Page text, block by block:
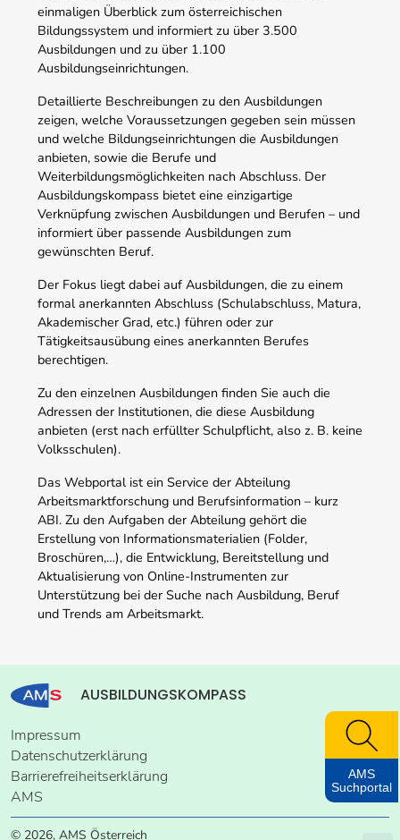
einmaligen Überblick zum österreichischen
Bildungssystem und informiert zu über 3.500
Ausbildungen und zu über 1.100
Ausbildungseinrichtungen.
Detaillierte Beschreibungen zu den Ausbildungen
zeigen, welche Voraussetzungen gegeben sein müssen
und welche Bildungseinrichtungen die Ausbildungen
anbieten, sowie die Berufe und
Weiterbildungsmöglichkeiten nach Abschluss. Der
Ausbildungskompass bietet eine einzigartige
Verknüpfung zwischen Ausbildungen und Berufen – und
informiert über passende Ausbildungen zum
gewünschten Beruf.
Der Fokus liegt dabei auf Ausbildungen, die zu einem
formal anerkannten Abschluss (Schulabschluss, Matura,
Akademischer Grad, etc.) führen oder zur
Tätigkeitsausübung eines anerkannten Berufes
berechtigen.
Zu den einzelnen Ausbildungen finden Sie auch die
Adressen der Institutionen, die diese Ausbildung
anbieten (erst nach erfüllter Schulpflicht, also z. B. keine
Volksschulen).
Das Webportal ist ein Service der Abteilung
Arbeitsmarktforschung und Berufsinformation – kurz
ABI. Zu den Aufgaben der Abteilung gehört die
Erstellung von Informationsmaterialien (Folder,
Broschüren,…), die Entwicklung, Bereitstellung und
Aktualisierung von Online-Instrumenten zur
Unterstützung bei der Suche nach Ausbildung, Beruf
und Trends am Arbeitsmarkt.
AUSBILDUNGSKOMPASS
Impressum
Datenschutzerklärung
Barrierefreiheitserklärung
AMS
© 2026, AMS Österreich
AMS
Suchportal